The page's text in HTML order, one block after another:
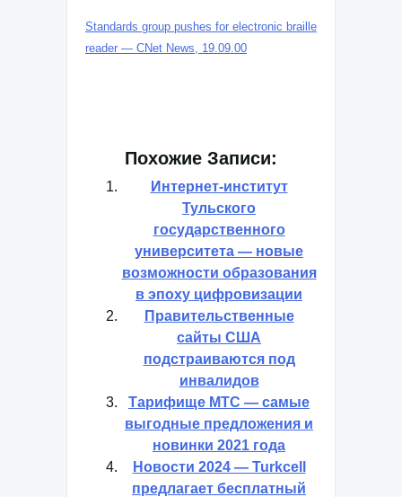
Standards group pushes for electronic braille
reader — CNet News, 19.09.00
Похожие Записи:
Интернет-институт
Тульского
государственного
университета — новые
возможности образования
в эпоху цифровизации
Правительственные
сайты США
подстраиваются под
инвалидов
Тарифище МТС — самые
выгодные предложения и
новинки 2021 года
Новости 2024 — Turkcell
предлагает бесплатный